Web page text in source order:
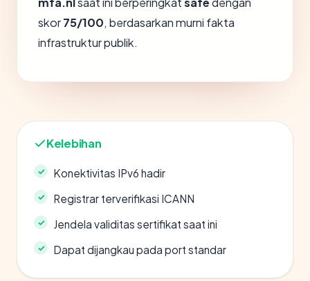
skor75/100, berdasarkan murni fakta
infrastruktur publik.
Kelebihan
Konektivitas IPv6 hadir
Registrar terverifikasi ICANN
Jendela validitas sertifikat saat ini
Dapat dijangkau pada port standar